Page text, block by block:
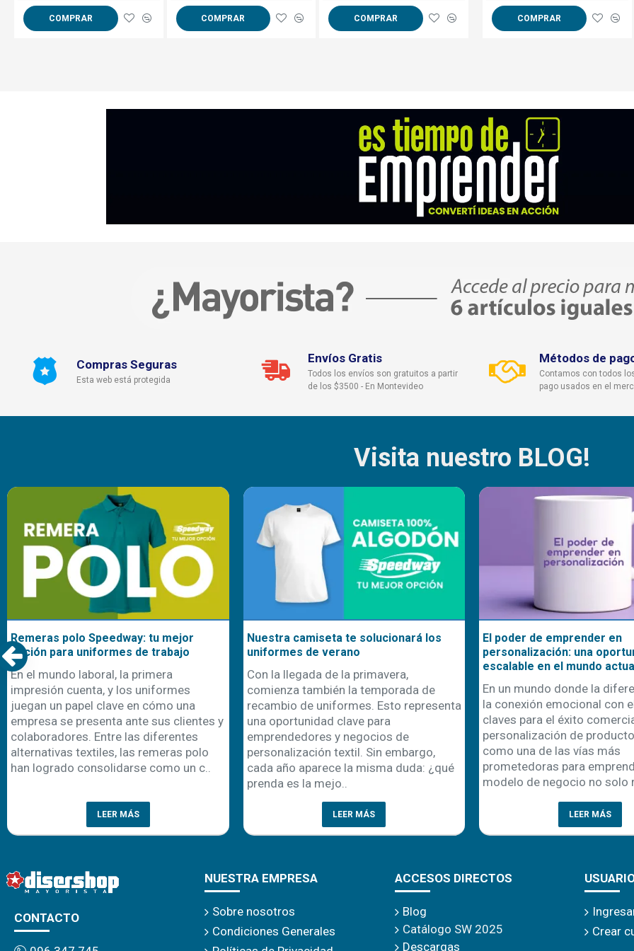
transferir.
- Planche durante 10 segundos a 200°C.
Aplicaciones:
Se puede usar en telas de algodón de
telas de poliéster de color.
Nombre: transfer Sublitextil
Aplicaciones: algodón, poliéster,
Tipos: elásticos, terciopelo corto, perlado
satinado, perlado
Tiempo y temperatura para sublimar: 20
Tiempo y temperatura para transferir: 10
COMPRAR COMPRAR COMPRAR COMPRAR
COMPRAR
Compras Seguras
Esta web está protegida
Envíos Gratis
Todos los envíos son gratuitos a partir
de los $3500 - En Montevideo
Métodos de
Contamos con todos
pago usados en el
Visita nuestro BLOG!
Remeras polo Speedway: tu mejor
opción para uniformes de trabajo
En el mundo laboral, la primera
impresión cuenta, y los uniformes
juegan un papel clave en cómo una
empresa se presenta ante sus clientes y
colaboradores. Entre las diferentes
alternativas textiles, las remeras polo
han logrado consolidarse como un c..
LEER MÁS
Nuestra camiseta te solucionará los
uniformes de verano
Con la llegada de la primavera,
comienza también la temporada de
recambio de uniformes. Esto representa
una oportunidad clave para
emprendedores y negocios de
personalización textil. Sin embargo,
cada año aparece la misma duda: ¿qué
prenda es la mejo..
LEER MÁS
El poder de emprender en
personalización: una
escalable en el mundo
En un mundo donde la
la conexión emocional con
claves para el éxito
personalización de
como una de las vías más
prometedoras para
modelo de negocio no solo
LEER MÁS
CONTACTO
NUESTRA EMPRESA
Sobre nosotros
Condiciones Generales
ACCESOS DIRECTOS
Blog
Catálogo SW 2025
Descargas
Crear